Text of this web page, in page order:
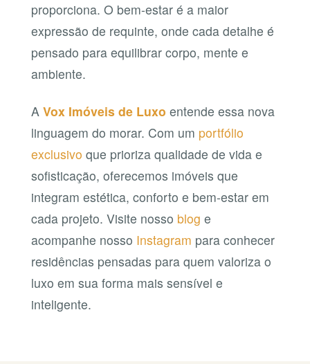
proporciona. O bem-estar é a maior
expressão de requinte, onde cada detalhe é
pensado para equilibrar corpo, mente e
ambiente.
A Vox Imóveis de Luxo entende essa nova
linguagem do morar. Com um portfólio
exclusivo que prioriza qualidade de vida e
sofisticação, oferecemos imóveis que
integram estética, conforto e bem-estar em
cada projeto. Visite nosso blog e
acompanhe nosso Instagram para conhecer
residências pensadas para quem valoriza o
luxo em sua forma mais sensível e
inteligente.